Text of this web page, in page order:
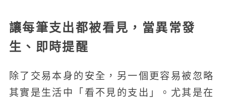
讓每筆支出都被看見，當異常發
生、即時提醒
除了交易本身的安全，另一個更容易被忽略
其實是生活中「看不見的支出」。尤其是在